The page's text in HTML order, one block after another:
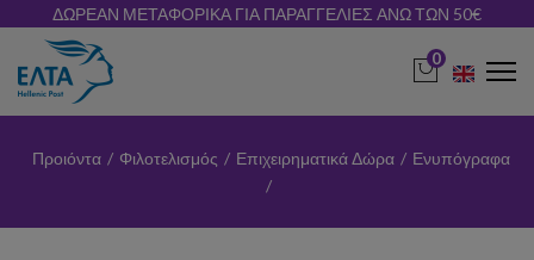
ΔΩΡΕΑΝ ΜΕΤΑΦΟΡΙΚΑ ΓΙΑ ΠΑΡΑΓΓΕΛΙΕΣ ΑΝΩ ΤΩΝ 50€
0
Προιόντα / Φιλοτελισμός / Επιχειρηματικά Δώρα / Ενυπόγραφα
/